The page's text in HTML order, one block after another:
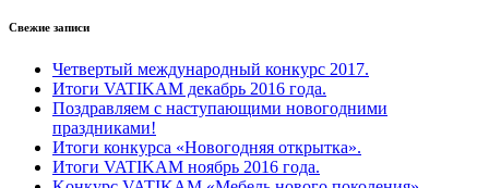
Свежие записи
Четвертый международный конкурс 2017.
Итоги VATIKAM декабрь 2016 года.
Поздравляем с наступающими новогодними
праздниками!
Итоги конкурса «Новогодняя открытка».
Итоги VATIKAM ноябрь 2016 года.